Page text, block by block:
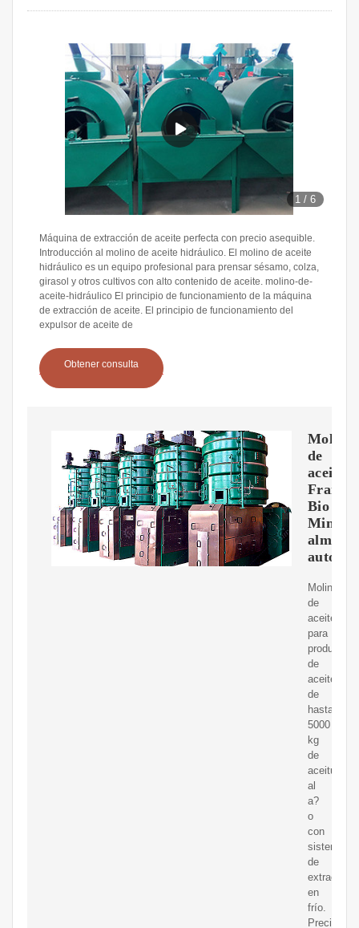
1 /6
Máquina de extracción de aceite perfecta con precio asequible.
Introducción al molino de aceite hidráulico. El molino de aceite
hidráulico es un equipo profesional para prensar sésamo, colza,
girasol y otros cultivos con alto contenido de aceite. molino-de-
aceite-hidráulico El principio de funcionamiento de la máquina
de extracción de aceite. El principio de funcionamiento del
expulsor de aceite de
Obtener consulta
Molino
de
aceite
Bio
Mini
Molino
de
aceite
para
de
aceite
de
hasta
5000
kg
de
aceitunas
al
a?
o
con
sistema
de
extracción
en
frío.
Precio